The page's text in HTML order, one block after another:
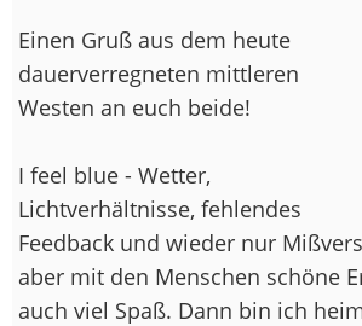
Einen Gruß aus dem heute
dauerverregneten mittleren
Westen an euch beide!
I feel blue - Wetter,
Lichtverhältnisse, fehlendes
Feedback und wieder nur
aber mit den Menschen schöne
auch viel Spaß. Dann bin ich